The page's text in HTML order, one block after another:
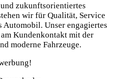
zukunftsorientiertes
wir für Qualität, Service
Automobil. Unser engagiertes
Kundenkontakt mit der
moderne Fahrzeuge.